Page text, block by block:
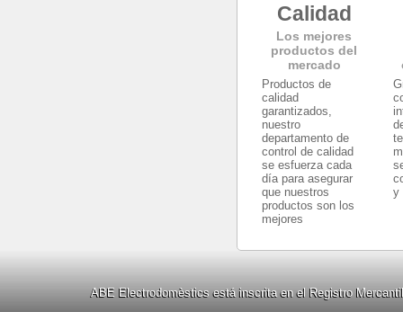
Calidad
Los mejores
productos del
mercado
Productos de
calidad
garantizados,
nuestro
departamento de
control de calidad
se esfuerza cada
día para asegurar
que nuestros
productos son los
mejores
y
ABE Electrodomèstics está inscrita en el Registro